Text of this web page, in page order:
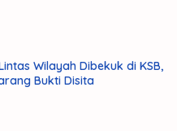
Wilayah Dibekuk di KSB,
Bukti Disita